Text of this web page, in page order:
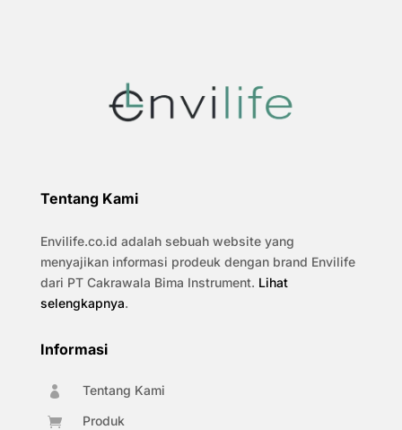
Tentang Kami
Envilife.co.id adalah sebuah website yang
menyajikan informasi prodeuk dengan brand Envilife
dari PT Cakrawala Bima Instrument. Lihat
selengkapnya.
Informasi
 Tentang Kami
 Produk